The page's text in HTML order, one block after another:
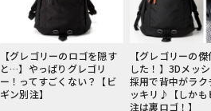
【グレゴリーの傑作が進化
した！】3Dメッシュパネル
採用で背中がラクチン＆ス
ッキリ♪【しかもビギン別
【クラシック顔
スペック！】グレ
新・名作デイパッ
ン別注“裏ロゴ”